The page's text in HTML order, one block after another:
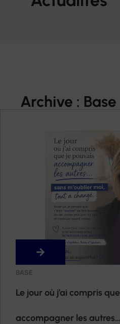
Archive : Base
BASE
Le jour où j’ai compris
accompagner les